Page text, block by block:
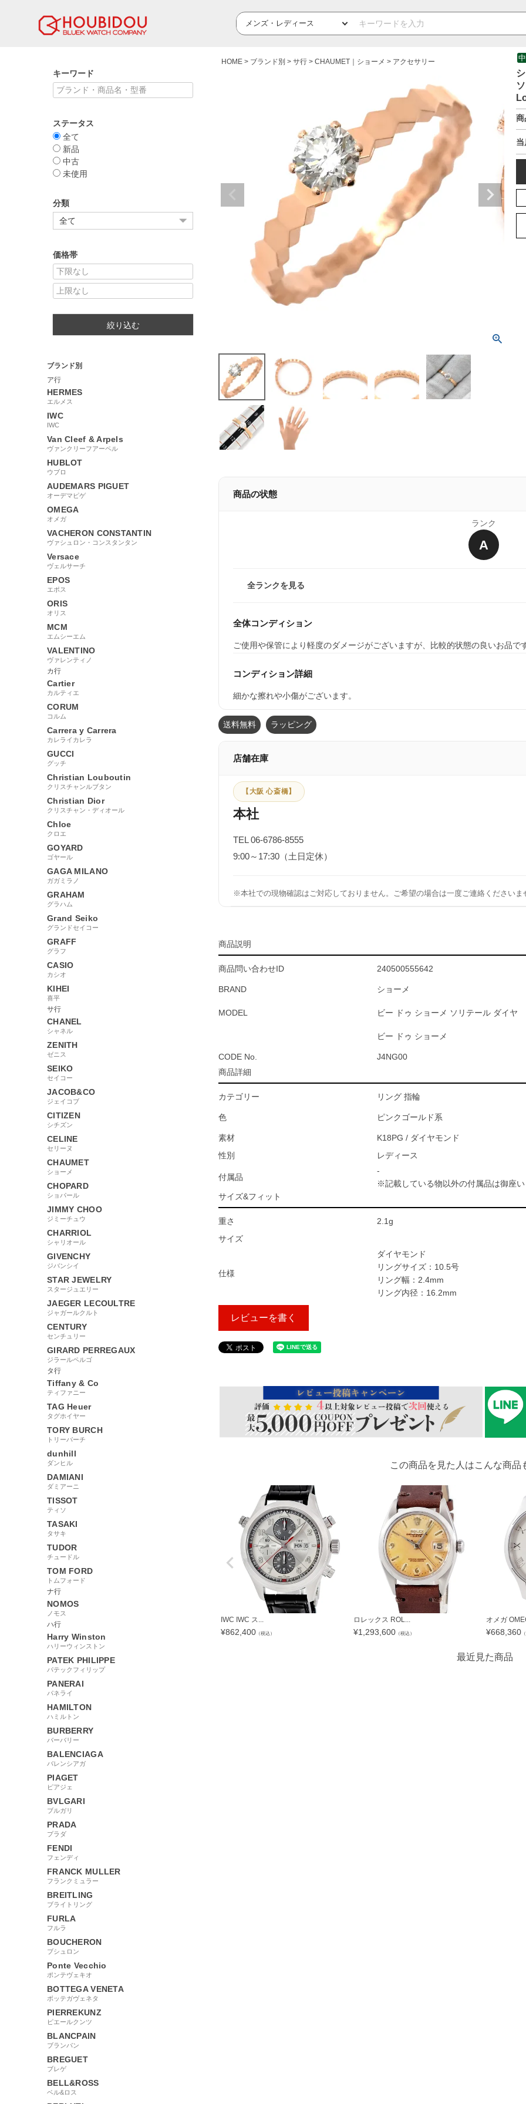
キーワード
ステータス
全て
新品
中古
未使用
分類
価格帯
絞り込む
ブランド別
ア行
HERMES
エルメス
IWC
IWC
Van Cleef & Arpels
ヴァンクリーフアーペル
HUBLOT
ウブロ
AUDEMARS PIGUET
オーデマピゲ
OMEGA
オメガ
VACHERON CONSTANTIN
ヴァシュロン・コンスタンタン
Versace
ヴェルサーチ
EPOS
エポス
ORIS
オリス
MCM
エムシーエム
VALENTINO
ヴァレンティノ
カ行
Cartier
カルティエ
CORUM
コルム
Carrera y Carrera
カレライカレラ
GUCCI
グッチ
Christian Louboutin
クリスチャンルブタン
Christian Dior
クリスチャン・ディオール
Chloe
クロエ
GOYARD
ゴヤール
GAGA MILANO
ガガミラノ
GRAHAM
グラハム
Grand Seiko
グランドセイコー
GRAFF
グラフ
CASIO
カシオ
KIHEI
喜平
サ行
CHANEL
シャネル
ZENITH
ゼニス
SEIKO
セイコー
JACOB&CO
ジェイコブ
CITIZEN
シチズン
CELINE
セリーヌ
CHAUMET
ショーメ
CHOPARD
ショパール
JIMMY CHOO
ジミーチュウ
CHARRIOL
シャリオール
GIVENCHY
ジバンシイ
STAR JEWELRY
スタージュエリー
JAEGER LECOULTRE
ジャガールクルト
CENTURY
センチュリー
GIRARD PERREGAUX
ジラールペルゴ
タ行
Tiffany & Co
ティファニー
TAG Heuer
タグホイヤー
TORY BURCH
トリーバーチ
dunhill
ダンヒル
DAMIANI
ダミアーニ
TISSOT
ティソ
TASAKI
タサキ
TUDOR
チュードル
TOM FORD
トムフォード
ナ行
NOMOS
ノモス
ハ行
Harry Winston
ハリーウィンストン
PATEK PHILIPPE
パテックフィリップ
PANERAI
パネライ
HAMILTON
ハミルトン
BURBERRY
バーバリー
BALENCIAGA
バレンシアガ
PIAGET
ピアジェ
BVLGARI
ブルガリ
PRADA
プラダ
FENDI
フェンディ
FRANCK MULLER
フランクミュラー
BREITLING
ブライトリング
FURLA
フルラ
BOUCHERON
ブシュロン
Ponte Vecchio
ポンテヴェキオ
BOTTEGA VENETA
ボッテガヴェネタ
PIERREKUNZ
ピエールクンツ
BLANCPAIN
ブランパン
BREGUET
ブレゲ
BELL&ROSS
ベル&ロス
HOME ブランド別 サ行 CHAUMET｜ショーメ アクセサリー
商
商品の状態
ランク
A
全ランクを見る
全体コンディション
ご使用や保管により軽度のダメージがございますが、比較的状態の良いお品
コンディション詳細
細かな擦れや小傷がございます。
送料無料 ラッピング
店舗在庫
【大阪 心斎橋】
本社
TEL 06-6786-8555
9:00～17:30（土日定休）
※本社での現物確認はご対応しておりません。ご希望の場合は一度ご連絡くださいま
商品説明
商品問い合わせID 240500555642
BRAND ショーメ
MODEL ビー ドゥ ショーメ ソリテール ダイヤ
ビー ドゥ ショーメ
CODE No.
J4NG00
商品詳細
カテゴリー リング 指輪
色 ピンクゴールド系
素材
K18PG / ダイヤモンド
性別
レディース
付属品
-
※記載している物以外の付属品は御座
サイズ&フィット
重さ
2.1g
サイズ
仕様
ダイヤモンド
リングサイズ：10.5号
リング幅：2.4mm
リング内径：16.2mm
レビューを書く
この商品を見た人はこんな商品
IWC IWC ス...
¥862,400 （税込）
ロレックス ROL...
¥1,293,600 （税込）
オメガ
¥668,360
最近見た商品